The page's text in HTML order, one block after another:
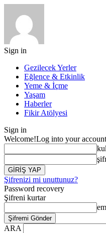
Sign in
Gezilecek Yerler
Eğlence & Etkinlik
Yeme & İçme
Yaşam
Haberler
Fikir Atölyesi
Sign in
Welcome!Log into your account
Şifrenizi mi unuttunuz?
Password recovery
Şifreni kurtar
ARA